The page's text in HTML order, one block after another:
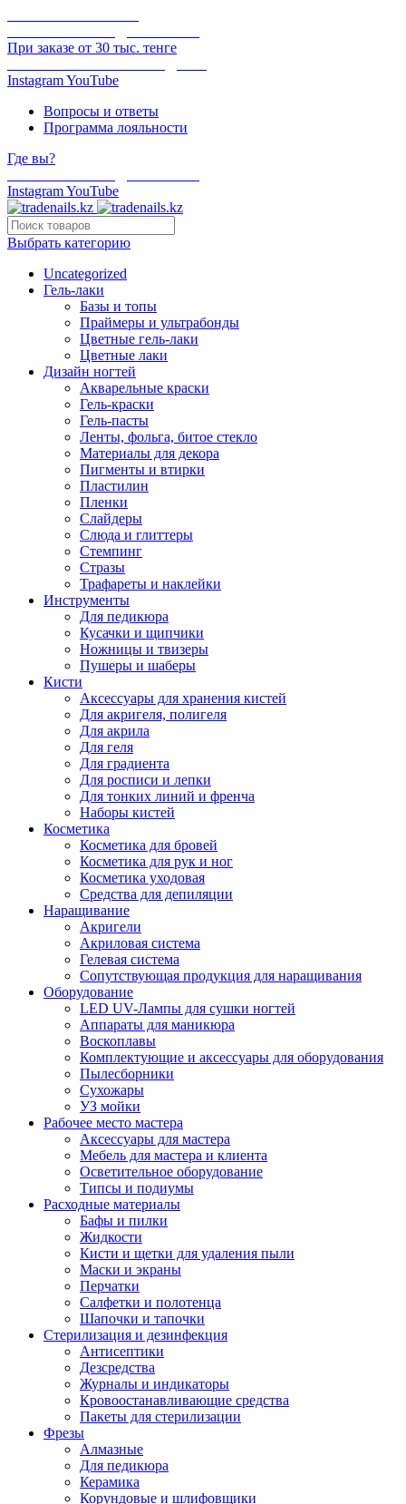
При заказе от 30 тыс. тенге
InstagramYouTube
Вопросы и ответы
Программа лояльности
Где вы?
InstagramYouTube
Выбрать категорию
Uncategorized
Гель-лаки
Базы и топы
Праймеры и ультрабонды
Цветные гель-лаки
Цветные лаки
Дизайн ногтей
Акварельные краски
Гель-краски
Гель-пасты
Ленты, фольга, битое стекло
Материалы для декора
Пигменты и втирки
Пластилин
Пленки
Слайдеры
Слюда и глиттеры
Стемпинг
Стразы
Трафареты и наклейки
Инструменты
Для педикюра
Кусачки и щипчики
Ножницы и твизеры
Пушеры и шаберы
Кисти
Аксессуары для хранения кистей
Для акригеля, полигеля
Для акрила
Для геля
Для градиента
Для росписи и лепки
Для тонких линий и френча
Наборы кистей
Косметика
Косметика для бровей
Косметика для рук и ног
Косметика уходовая
Средства для депиляции
Наращивание
Акригели
Акриловая система
Гелевая система
Сопутствующая продукция для наращивания
Оборудование
LED UV-Лампы для сушки ногтей
Аппараты для маникюра
Воскоплавы
Комплектующие и аксессуары для оборудования
Пылесборники
Сухожары
УЗ мойки
Рабочее место мастера
Аксессуары для мастера
Мебель для мастера и клиента
Осветительное оборудование
Типсы и подиумы
Расходные материалы
Бафы и пилки
Жидкости
Кисти и щетки для удаления пыли
Маски и экраны
Перчатки
Салфетки и полотенца
Шапочки и тапочки
Стерилизация и дезинфекция
Антисептики
Дезсредства
Журналы и индикаторы
Кровоостанавливающие средства
Пакеты для стерилизации
Фрезы
Алмазные
Для педикюра
Керамика
Корундовые и шлифовщики